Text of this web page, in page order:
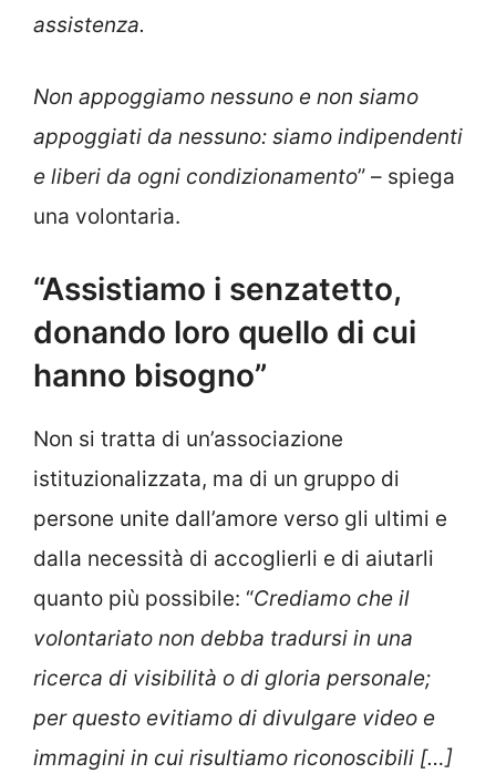
assistenza.
Non appoggiamo nessuno e non siamo
appoggiati da nessuno: siamo indipendenti
e liberi da ogni condizionamento” – spiega
una volontaria.
“Assistiamo i senzatetto,
donando loro quello di cui
hanno bisogno”
Non si tratta di un’associazione
istituzionalizzata, ma di un gruppo di
persone unite dall’amore verso gli ultimi e
dalla necessità di accoglierli e di aiutarli
quanto più possibile: “Crediamo che il
volontariato non debba tradursi in una
ricerca di visibilità o di gloria personale;
per questo evitiamo di divulgare video e
immagini in cui risultiamo riconoscibili […]